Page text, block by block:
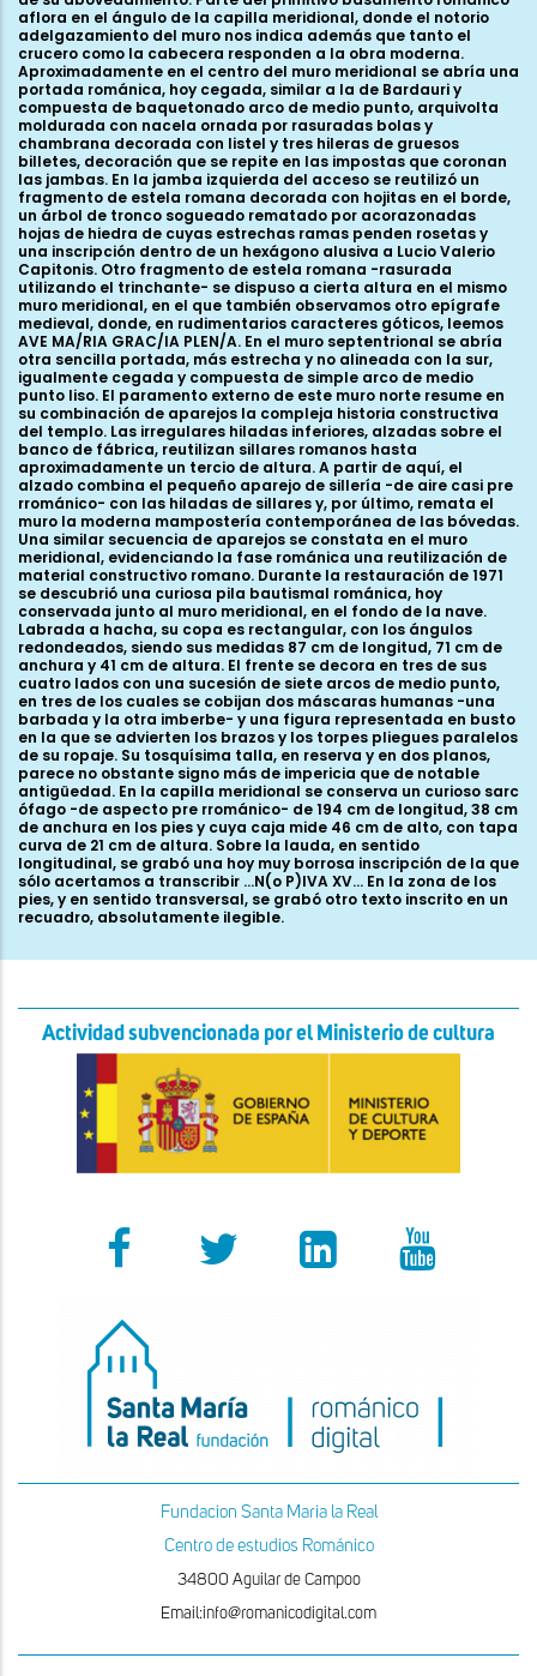
aflora en el ángulo de la capilla meridional, donde el notorio
adelgazamiento del muro nos indica además que tanto el
crucero como la cabecera responden a la obra moderna.
Aproximadamente en el centro del muro meridional se abría una
portada románica, hoy cegada, similar a la de Bardauri y
compuesta de baquetonado arco de medio punto, arquivolta
moldurada con nacela ornada por rasuradas bolas y
chambrana decorada con listel y tres hileras de gruesos
billetes, decoración que se repite en las impostas que coronan
las jambas. En la jamba izquierda del acceso se reutilizó un
fragmento de estela romana decorada con hojitas en el borde,
un árbol de tronco sogueado rematado por acorazonadas
hojas de hiedra de cuyas estrechas ramas penden rosetas y
una inscripción dentro de un hexágono alusiva a Lucio Valerio
Capitonis. Otro fragmento de estela romana -rasurada
utilizando el trinchante- se dispuso a cierta altura en el mismo
muro meridional, en el que también observamos otro epígrafe
medieval, donde, en rudimentarios caracteres góticos, leemos
AVE MA/RIA GRAC/IA PLEN/A. En el muro septentrional se abría
otra sencilla portada, más estrecha y no alineada con la sur,
igualmente cegada y compuesta de simple arco de medio
punto liso. El paramento externo de este muro norte resume en
su combinación de aparejos la compleja historia constructiva
del templo. Las irregulares hiladas inferiores, alzadas sobre el
banco de fábrica, reutilizan sillares romanos hasta
aproximadamente un tercio de altura. A partir de aquí, el
alzado combina el pequeño aparejo de sillería -de aire casi pre
rrománico- con las hiladas de sillares y, por último, remata el
muro la moderna mampostería contemporánea de las bóvedas.
Una similar secuencia de aparejos se constata en el muro
meridional, evidenciando la fase románica una reutilización de
material constructivo romano. Durante la restauración de 1971
se descubrió una curiosa pila bautismal románica, hoy
conservada junto al muro meridional, en el fondo de la nave.
Labrada a hacha, su copa es rectangular, con los ángulos
redondeados, siendo sus medidas 87 cm de longitud, 71 cm de
anchura y 41 cm de altura. El frente se decora en tres de sus
cuatro lados con una sucesión de siete arcos de medio punto,
en tres de los cuales se cobijan dos máscaras humanas -una
barbada y la otra imberbe- y una figura representada en busto
en la que se advierten los brazos y los torpes pliegues paralelos
de su ropaje. Su tosquísima talla, en reserva y en dos planos,
parece no obstante signo más de impericia que de notable
antigüedad. En la capilla meridional se conserva un curioso sarc
ófago -de aspecto pre rrománico- de 194 cm de longitud, 38 cm
de anchura en los pies y cuya caja mide 46 cm de alto, con tapa
curva de 21 cm de altura. Sobre la lauda, en sentido
longitudinal, se grabó una hoy muy borrosa inscripción de la que
sólo acertamos a transcribir ...N(o P)IVA XV... En la zona de los
pies, y en sentido transversal, se grabó otro texto inscrito en un
recuadro, absolutamente ilegible.
Actividad subvencionada por el Ministerio de cultura
Fundacion Santa Maria la Real
Centro de estudios Románico
34800 Aguilar de Campoo
Email:info@romanicodigital.com